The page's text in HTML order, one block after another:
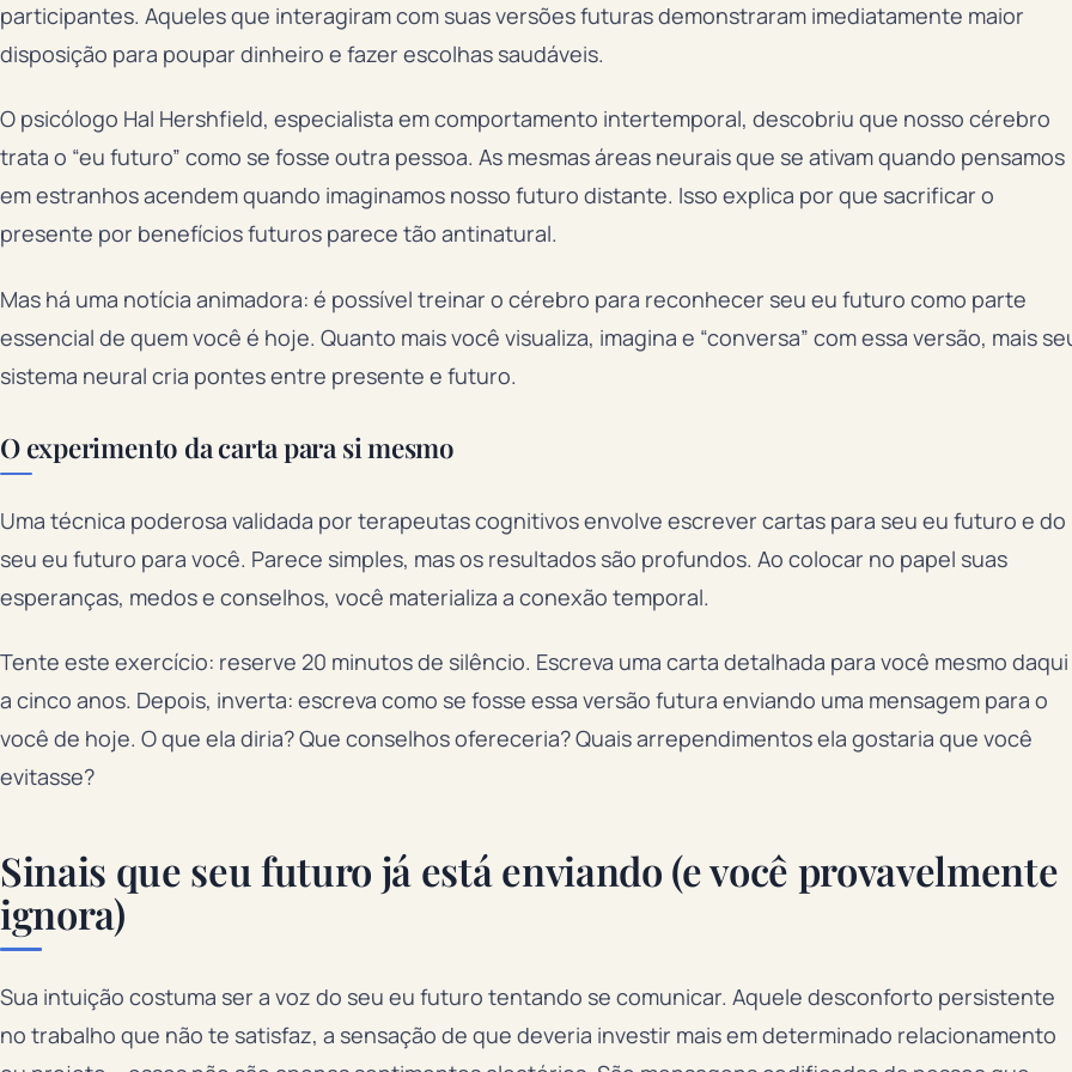
participantes. Aqueles que interagiram com suas versões futuras demonstraram imediatamente maior
disposição para poupar dinheiro e fazer escolhas saudáveis.
O psicólogo Hal Hershfield, especialista em comportamento intertemporal, descobriu que nosso cérebro
trata o “eu futuro” como se fosse outra pessoa. As mesmas áreas neurais que se ativam quando pensamos
em estranhos acendem quando imaginamos nosso futuro distante. Isso explica por que sacrificar o
presente por benefícios futuros parece tão antinatural.
Mas há uma notícia animadora: é possível treinar o cérebro para reconhecer seu eu futuro como parte
essencial de quem você é hoje. Quanto mais você visualiza, imagina e “conversa” com essa versão, mais
sistema neural cria pontes entre presente e futuro.
O experimento da carta para si mesmo
Uma técnica poderosa validada por terapeutas cognitivos envolve escrever cartas para seu eu futuro e do
seu eu futuro para você. Parece simples, mas os resultados são profundos. Ao colocar no papel suas
esperanças, medos e conselhos, você materializa a conexão temporal.
Tente este exercício: reserve 20 minutos de silêncio. Escreva uma carta detalhada para você mesmo daqui
a cinco anos. Depois, inverta: escreva como se fosse essa versão futura enviando uma mensagem para o
você de hoje. O que ela diria? Que conselhos ofereceria? Quais arrependimentos ela gostaria que você
evitasse?
Sinais que seu futuro já está enviando (e você provavelmente
ignora)
Sua intuição costuma ser a voz do seu eu futuro tentando se comunicar. Aquele desconforto persistente
no trabalho que não te satisfaz, a sensação de que deveria investir mais em determinado relacionamento